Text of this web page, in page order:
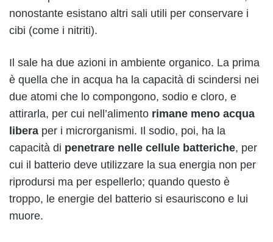
nonostante esistano altri sali utili per conservare i
cibi (come i nitriti).
Il sale ha due azioni in ambiente organico. La prima
è quella che in acqua ha la capacità di scindersi nei
due atomi che lo compongono, sodio e cloro, e
attirarla, per cui nell’alimento rimane meno acqua
libera per i microrganismi. Il sodio, poi, ha la
capacità di penetrare nelle cellule batteriche, per
cui il batterio deve utilizzare la sua energia non per
riprodursi ma per espellerlo; quando questo è
troppo, le energie del batterio si esauriscono e lui
muore.